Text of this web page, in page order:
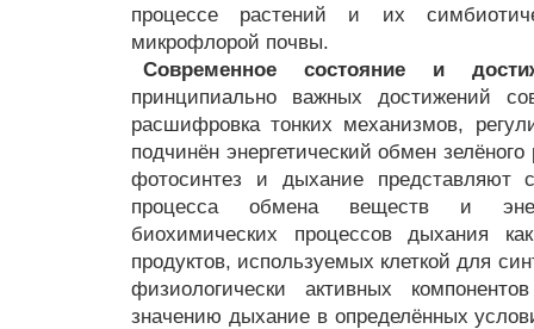
процессе растений и их
микрофлорой почвы.
Современное состояние и
принципиально важных достижений
расшифровка тонких механизмов,
подчинён энергетический обмен
фотосинтез и дыхание представляют
процесса обмена веществ и
биохимических процессов дыхания
продуктов, используемых клеткой для
физиологически активных
значению дыхание в определённых